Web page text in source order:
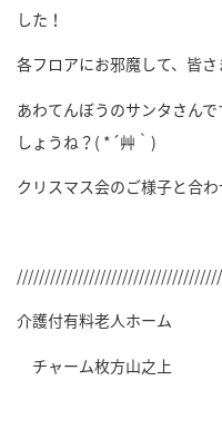
した！
各フロアにお邪魔して、皆
あわてんぼうのサンタさん
しょうね？ ( *´艸｀ )
クリスマス会のご様子と合
介護付有料老人ホーム
チャーム枚方山之上